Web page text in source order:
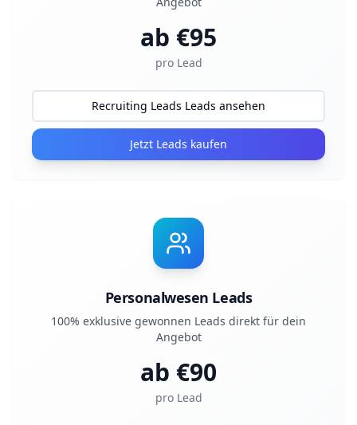
ab €95
pro Lead
Recruiting Leads Leads ansehen
Jetzt Leads kaufen
Personalwesen Leads
100% exklusive gewonnen Leads direkt für dein
Angebot
ab €90
pro Lead